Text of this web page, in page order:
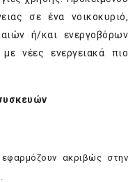
σε ένα νοικοκυριό,
ή/και ενεργοβόρων
νέες ενεργειακά πιο
ακριβώς στην